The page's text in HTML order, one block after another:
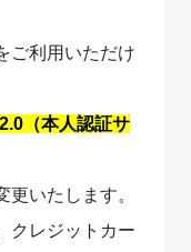
ご利用いただけ
（本人認証サ
いたします。
クレジットカー